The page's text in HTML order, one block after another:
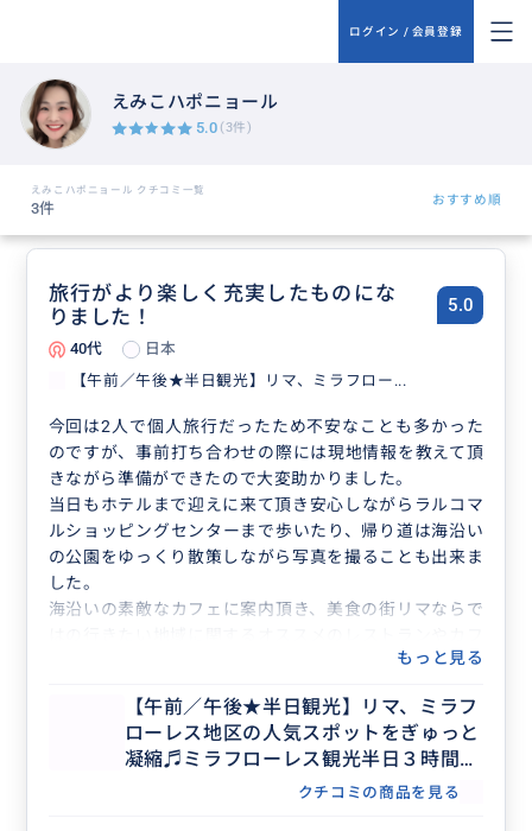
ログイン / 会員登録
えみこハポニョール
5.0 (3件)
えみこハポニョール クチコミ一覧
3件 おすすめ順
旅行がより楽しく充実したものにな
りました！
5.0
40代
日本
【午前／午後★半日観光】リマ、ミラフロー...
今回は2人で個人旅行だったため不安なことも多かった
のですが、事前打ち合わせの際には現地情報を教えて頂
きながら準備ができたので大変助かりました。
当日もホテルまで迎えに来て頂き安心しながらラルコマ
ルショッピングセンターまで歩いたり、帰り道は海沿い
の公園をゆっくり散策しながら写真を撮ることも出来ま
した。
海沿いの素敵なカフェに案内頂き、美食の街リマならで
ェ、お土産ショップ、また最近のリマ事情なども伺うこ
時間を過ごすことが出来ました。
旅行初日をアテンド頂いたおかげで、残りの日程も大変
満喫でき本当にありがとうございました♪
もっと見る
【午前／午後★半日観光】リマ、ミラフ
ローレス地区の人気スポットをぎゅっと
凝縮♬ミラフローレス観光半日３時間コ
ース リマを知り尽くしたガイドと効率
クチコミの商品を見る